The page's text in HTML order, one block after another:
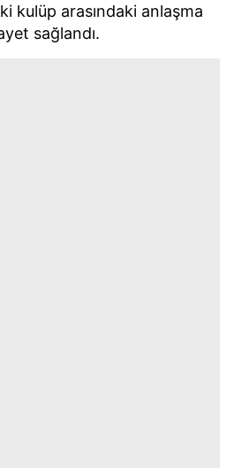
kulüp arasındaki anlaşma
sağlandı.